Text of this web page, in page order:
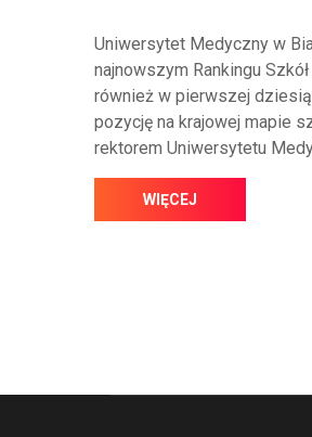
Uniwersytet Medyczny w
najnowszym Rankingu
również w pierwszej
pozycję na krajowej mapie
rektorem Uniwersytetu
WIĘCEJ